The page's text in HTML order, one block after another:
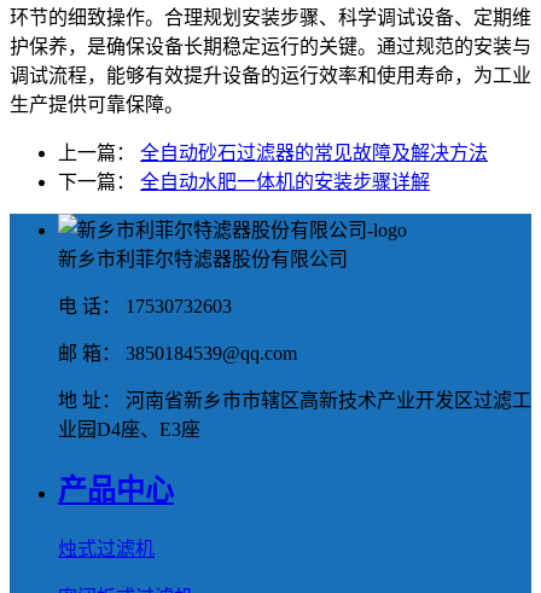
环节的细致操作。合理规划安装步骤、科学调试设备、定期维
护保养，是确保设备长期稳定运行的关键。通过规范的安装与
调试流程，能够有效提升设备的运行效率和使用寿命，为工业
生产提供可靠保障。
上一篇： 全自动砂石过滤器的常见故障及解决方法
下一篇： 全自动水肥一体机的安装步骤详解
新乡市利菲尔特滤器股份有限公司
电 话： 17530732603
邮 箱： 3850184539@qq.com
地 址： 河南省新乡市市辖区高新技术产业开发区过滤工
业园D4座、E3座
产品中心
烛式过滤机